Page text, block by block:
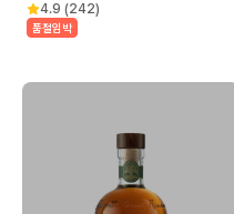
4.9 (242)
품절임박